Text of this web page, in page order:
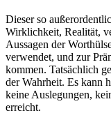
Dieser so
Wirklichkeit, Realität,
Aussagen der
verwendet, und zur
kommen. Tatsächlich
der Wahrheit. Es kann
keine Auslegungen,
erreicht.